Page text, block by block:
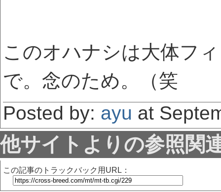
このオハナシは大体フ
で。念のため。（笑
Posted by: ayu at
他サイトよりの参照関
この記事のトラックバック用URL：